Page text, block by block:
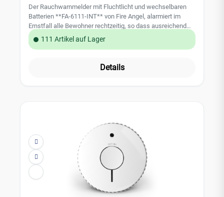
Flammenerkennung via KI der Kamera Großer
Überwachungsbereich von bis zu 60qm akustisches und
optisches Warnsignal mit 7 vorkonfigurierte Alarmtönen
und 85 dB Intelligenter Kompensationsalgorithmus mildert
die Auswirkungen von Staubansammlungen und
Alarmbereich: 30m² bis 60m² Funktionsprinzip:
Lichtschranke Alarmierung: Ton- und LED-Anzeige
Technische Daten Kamera: Bildsensor: 1/2,7" CMOS Max.
Auflösung: 5MP Effektive Pixel: 2592 x 1944 Objektiv: Fix
Brennweite: 2,0 mm FOV-H: 144° V: 98° D: 179,6° Min.
Ausleuchtung: 0,007 Lux (Farbe) Tag/Nacht: Auto (ICR)
H.265; H.264; H.264H; H.264B Speicherkartensteckplatz:
Der Rauchwarnmelder mit Fluchtlicht und wechselbaren
Batterien **FA-6111-INT** von Fire Angel, alarmiert im
Ernstfall alle Bewohner rechtzeitig, so dass ausreichend
Zeit besteht, sich in Sicherheit zu bringen. Mit dem LED
Fluchtlicht werden bei einem Alarm Flure und Fluchtwege
wechselbaren Batterien haben eine Lebensdauer von ca. 3
Stummschaltung einer Störungsmeldung End-od-Life
Anzeige geeignet für Wohnmobile und Wohnwagen
zertifiziert nach EN14604 5 Jahre Herstellergarantie der
FireAngel Safety Technology Limited Technische Daten:
Sensortechnologie: Optisch Alarmtonpegel: 85dB (A) bei
3m Installation: Wand / Decke Betriebstemperatur: +4°C
bis +38°C Batterie: 2x AA-Alkaline Batterie Gewicht: 175
Gramm Abmessung: 118,1 x 118,1 x 31,5 mm
111 Artikel auf Lager
Details